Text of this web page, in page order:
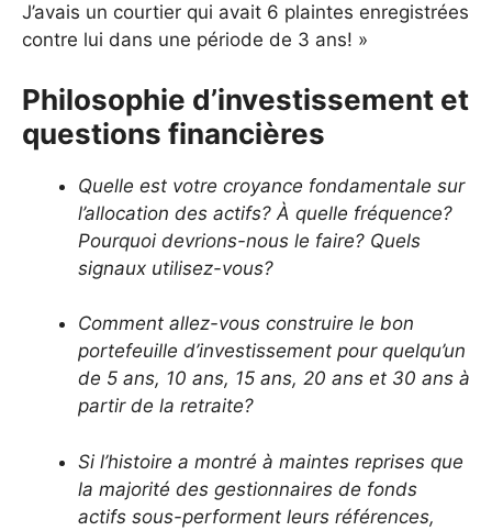
J’avais un courtier qui avait 6 plaintes enregistrées
contre lui dans une période de 3 ans! »
Philosophie d’investissement et
questions financières
Quelle est votre croyance fondamentale sur
l’allocation des actifs? À quelle fréquence?
Pourquoi devrions-nous le faire? Quels
signaux utilisez-vous?
Comment allez-vous construire le bon
portefeuille d’investissement pour quelqu’un
de 5 ans, 10 ans, 15 ans, 20 ans et 30 ans à
partir de la retraite?
Si l’histoire a montré à maintes reprises que
la majorité des gestionnaires de fonds
actifs sous-performent leurs références,